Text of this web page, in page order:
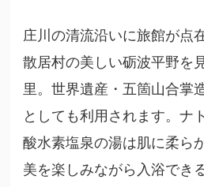
庄川の清流沿いに旅館が点
散居村の美しい砺波平野を
里。世界遺産・五箇山合掌
としても利用されます。ナ
酸水素塩泉の湯は肌に柔ら
美を楽しみながら入浴でき